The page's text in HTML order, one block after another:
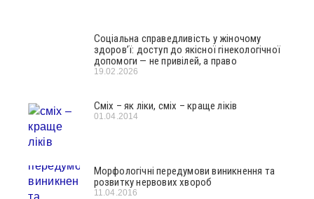
Соціальна справедливість у жіночому
здоров’ї: доступ до якісної гінекологічної
допомоги — не привілей, а право
19.02.2026
Сміх – як ліки, сміх – краще ліків
01.04.2014
Морфологічні передумови виникнення та
розвитку нервових хвороб
11.04.2016